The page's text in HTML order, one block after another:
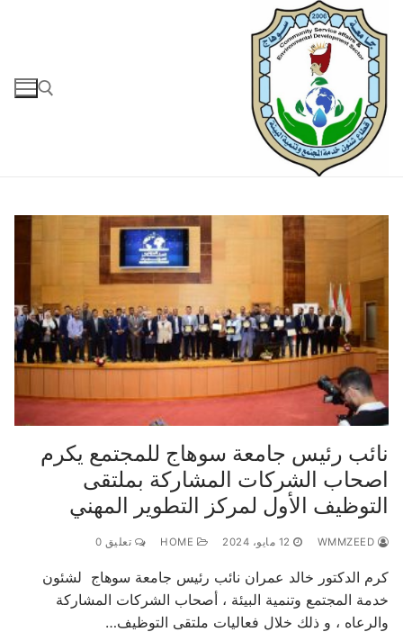
التجاوز
إلى
المحتوى
نائب رئيس جامعة سوهاج للمجتمع يكرم
اصحاب الشركات المشاركة بملتقى
التوظيف الأول لمركز التطوير المهني
12 مايو، 2024 تعليق 0
كرم الدكتور خالد عمران نائب رئيس جامعة سوهاج لشئون
خدمة المجتمع وتنمية البيئة ، أصحاب الشركات المشاركة
والرعاه ، و ذلك خلال فعاليات ملتقى التوظيف…